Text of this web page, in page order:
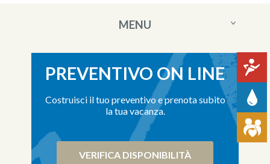
MENU
PREVENTIVO ON LINE
Costruisci il tuo preventivo e prenota subito
la tua vacanza.
VERIFICA DISPONIBILITÀ